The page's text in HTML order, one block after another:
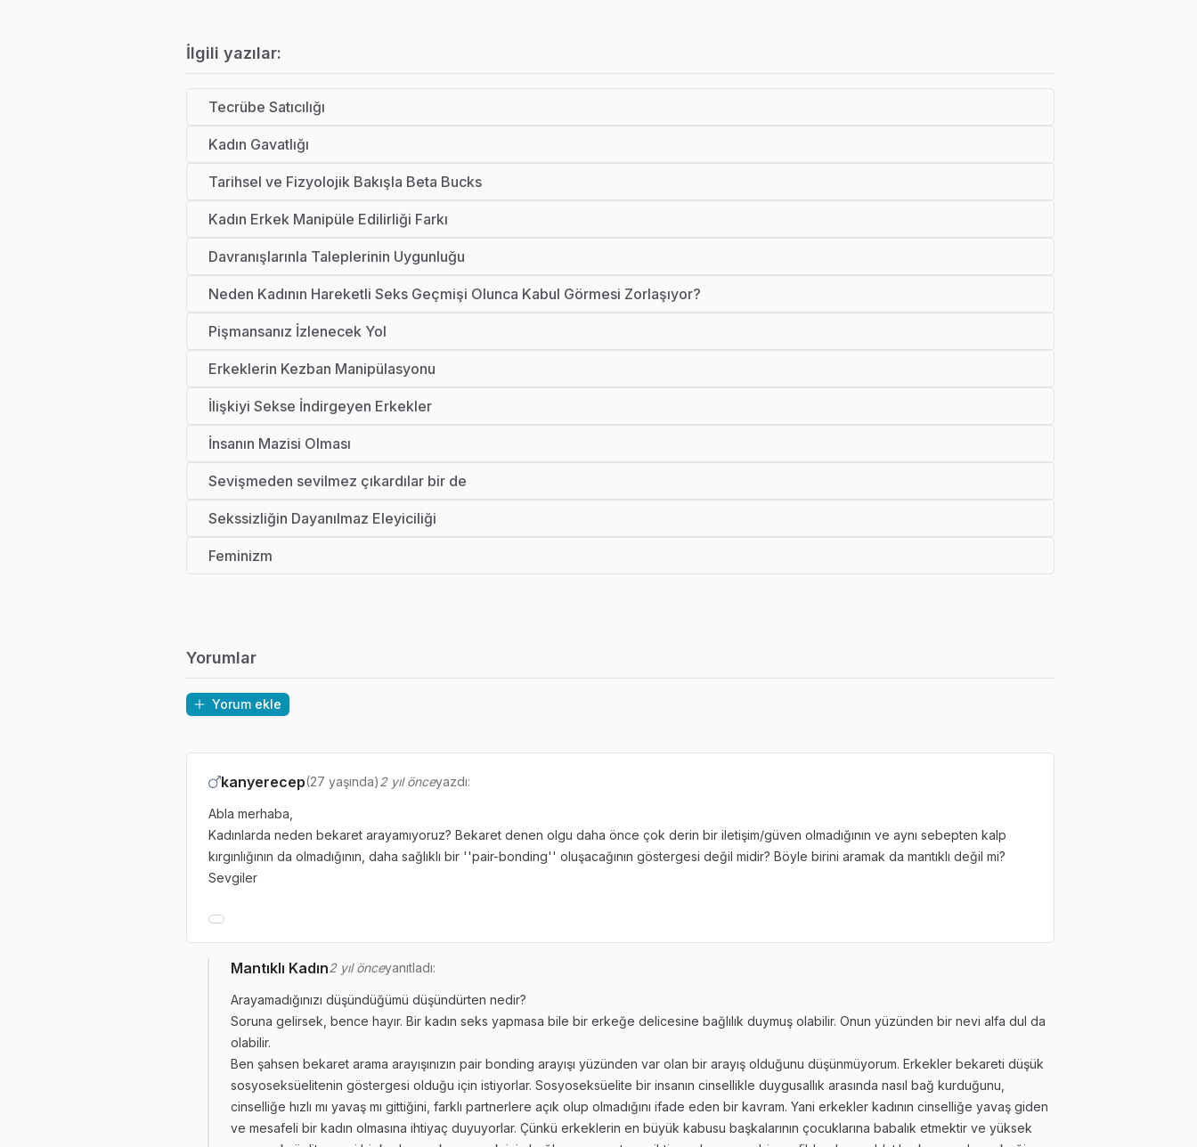
İlgili yazılar:
Tecrübe Satıcılığı
Kadın Gavatlığı
Tarihsel ve Fizyolojik Bakışla Beta Bucks
Kadın Erkek Manipüle Edilirliği Farkı
Davranışlarınla Taleplerinin Uygunluğu
Neden Kadının Hareketli Seks Geçmişi Olunca Kabul Görmesi Zorlaşıyor?
Pişmansanız İzlenecek Yol
Erkeklerin Kezban Manipülasyonu
İlişkiyi Sekse İndirgeyen Erkekler
İnsanın Mazisi Olması
Sevişmeden sevilmez çıkardılar bir de
Sekssizliğin Dayanılmaz Eleyiciliği
Feminizm
Yorumlar
Yorum ekle
kanyerecep(27 yaşında)2 yıl önceyazdı:
Abla merhaba,
Kadınlarda neden bekaret arayamıyoruz? Bekaret denen olgu daha önce çok derin bir iletişim/güven olmadığının ve aynı sebepten kalp
kırgınlığının da olmadığının, daha sağlıklı bir ''pair-bonding'' oluşacağının göstergesi değil midir? Böyle birini aramak da mantıklı değil mi?
Sevgiler
Mantıklı Kadın2 yıl önceyanıtladı:
Arayamadığınızı düşündüğümü düşündürten nedir?
Soruna gelirsek, bence hayır. Bir kadın seks yapmasa bile bir erkeğe delicesine bağlılık duymuş olabilir. Onun yüzünden bir nevi alfa dul da
olabilir.
Ben şahsen bekaret arama arayışınızın pair bonding arayışı yüzünden var olan bir arayış olduğunu düşünmüyorum. Erkekler bekareti düşük
sosyoseksüelitenin göstergesi olduğu için istiyorlar. Sosyoseksüelite bir insanın cinsellikle duygusallık arasında nasıl bağ kurduğunu,
cinselliğe hızlı mı yavaş mı gittiğini, farklı partnerlere açık olup olmadığını ifade eden bir kavram. Yani erkekler kadının cinselliğe yavaş giden
ve mesafeli bir kadın olmasına ihtiyaç duyuyorlar. Çünkü erkeklerin en büyük kabusu başkalarının çocuklarına babalık etmektir ve yüksek